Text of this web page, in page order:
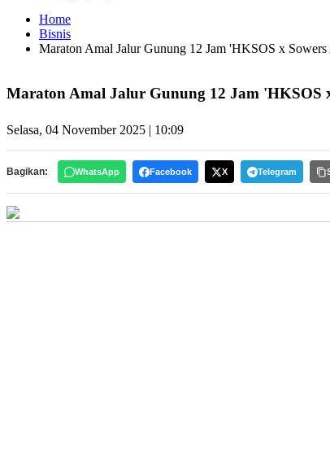
Home
Bisnis
Maraton Amal Jalur Gunung 12 Jam 'HKSOS x
Maraton Amal Jalur Gunung 12 Jam 'HKSOS
Selasa, 04 November 2025 | 10:09
Bagikan: WhatsApp Facebook X Telegram